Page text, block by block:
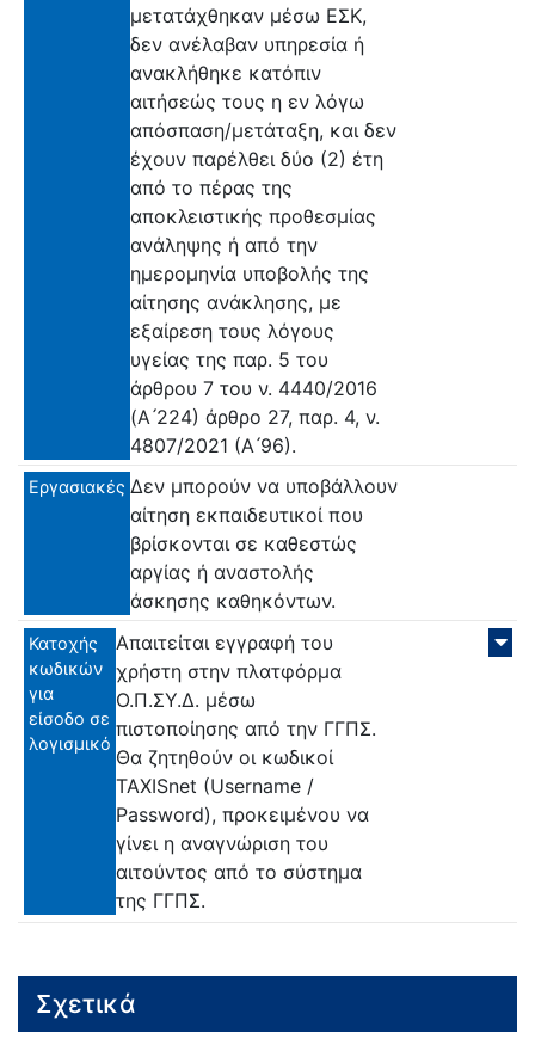
μετατάχθηκαν μέσω ΕΣΚ,
δεν ανέλαβαν υπηρεσία ή
ανακλήθηκε κατόπιν
αιτήσεώς τους η εν λόγω
απόσπαση/μετάταξη, και δεν
έχουν παρέλθει δύο (2) έτη
από το πέρας της
αποκλειστικής προθεσμίας
ανάληψης ή από την
ημερομηνία υποβολής της
αίτησης ανάκλησης, με
εξαίρεση τους λόγους
υγείας της παρ. 5 του
άρθρου 7 του ν. 4440/2016
(Α ́224) άρθρο 27, παρ. 4, ν.
4807/2021 (Α ́96).
Εργασιακές Δεν μπορούν να υποβάλλουν
αίτηση εκπαιδευτικοί που
βρίσκονται σε καθεστώς
αργίας ή αναστολής
άσκησης καθηκόντων.
Κατοχής
κωδικών
για
είσοδο σε
λογισμικό
Απαιτείται εγγραφή του
χρήστη στην πλατφόρμα
Ο.Π.ΣΥ.Δ. μέσω
πιστοποίησης από την ΓΓΠΣ.
Θα ζητηθούν οι κωδικοί
TAXISnet (Username /
Password), προκειμένου να
γίνει η αναγνώριση του
αιτούντος από το σύστημα
της ΓΓΠΣ.
Σχετικά